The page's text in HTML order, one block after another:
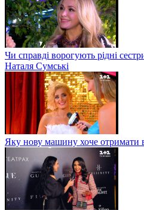
Чи справді ворогують рідні
Наталя Сумські
Яку нову машину хоче